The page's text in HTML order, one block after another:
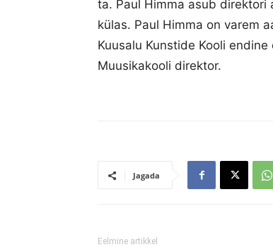
ta. Paul Himma asub direktori
külas. Paul Himma on varem
Kuusalu Kunstide Kooli
Muusikakooli direktor.
Jagada
Eelmine artikkel